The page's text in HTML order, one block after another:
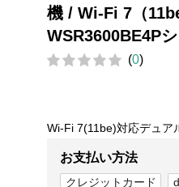
機 / Wi-Fi 7（
WSR3600BE4P
(0)
Wi-Fi 7(11be)対応デュア
お支払い方法
クレジットカード